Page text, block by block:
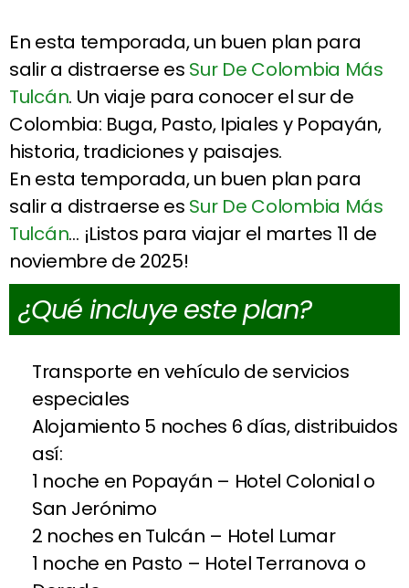
En esta temporada, un buen plan para
salir a distraerse es Sur De Colombia Más
Tulcán. Un viaje para conocer el sur de
Colombia: Buga, Pasto, Ipiales y Popayán,
historia, tradiciones y paisajes.
En esta temporada, un buen plan para
salir a distraerse es Sur De Colombia Más
Tulcán… ¡Listos para viajar el martes 11 de
noviembre de 2025!
¿Qué incluye este plan?
Transporte en vehículo de servicios
especiales
Alojamiento 5 noches 6 días, distribuidos
así:
1 noche en Popayán – Hotel Colonial o
San Jerónimo
2 noches en Tulcán – Hotel Lumar
1 noche en Pasto – Hotel Terranova o